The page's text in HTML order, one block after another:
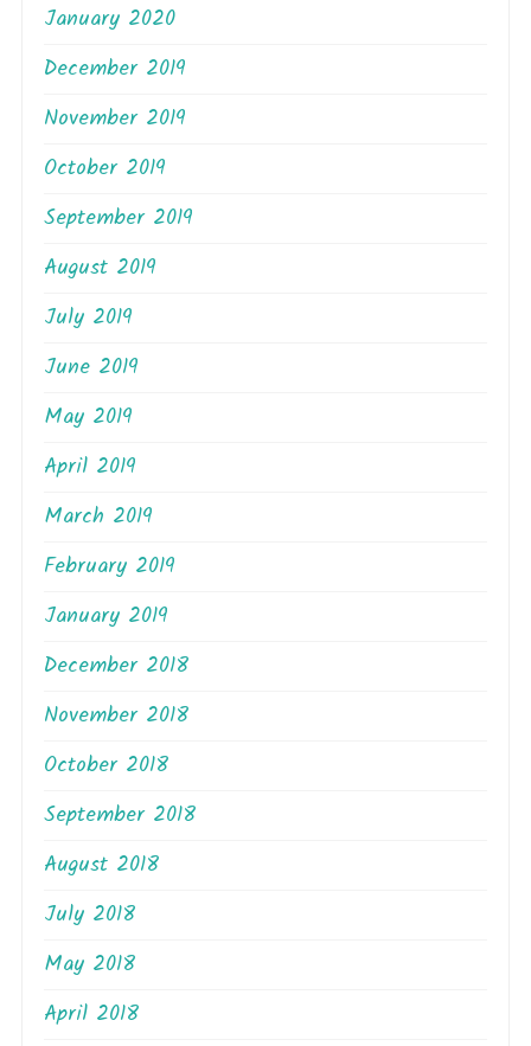
January 2020
December 2019
November 2019
October 2019
September 2019
August 2019
July 2019
June 2019
May 2019
April 2019
March 2019
February 2019
January 2019
December 2018
November 2018
October 2018
September 2018
August 2018
July 2018
May 2018
April 2018